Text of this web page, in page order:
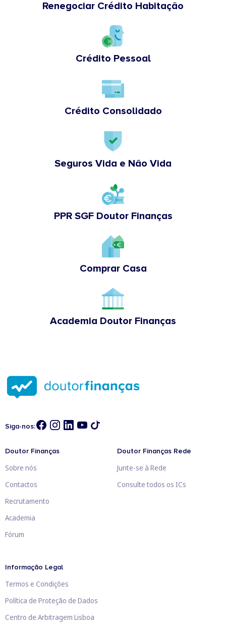
Renegociar Crédito Habitação
Crédito Pessoal
Crédito Consolidado
Seguros Vida e Não Vida
PPR SGF Doutor Finanças
Comprar Casa
Academia Doutor Finanças
Siga-nos:
Doutor Finanças
Sobre nós
Contactos
Recrutamento
Academia
Fórum
Doutor Finanças Rede
Junte-se à Rede
Consulte todos os ICs
Informação Legal
Termos e Condições
Política de Proteção de Dados
Centro de Arbitragem Lisboa